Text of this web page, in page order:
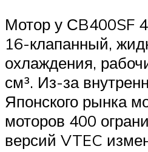
Мотор у СB400SF
16-клапанный,
охлаждения,
см³. Из-за
Японского рынка
моторов 400
версий VTEC